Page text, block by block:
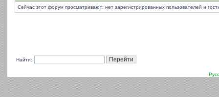
Сейчас этот форум просматривают: нет зарегистрированных пользователей и
Найти: